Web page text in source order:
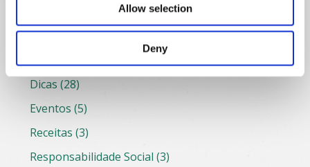
Allow selection
Deny
Dicas (28)
Eventos (5)
Receitas (3)
Responsabilidade Social (3)